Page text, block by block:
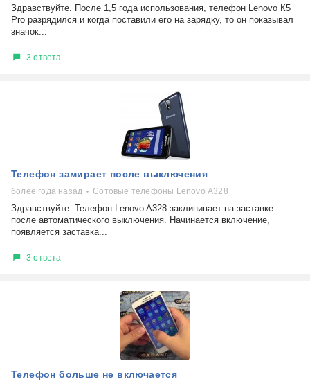
Здравствуйте. После 1,5 года использования, телефон Lenovo К5
Pro разрядился и когда поставили его на зарядку, то он показывал
значок...
3 ответа
Телефон замирает после выключения
более года назад Сотовые телефоны Lenovo А328
Здравствуйте. Телефон Lenovo A328 заклинивает на заставке
после автоматического выключения. Начинается включение,
появляется заставка...
3 ответа
Телефон больше не включается